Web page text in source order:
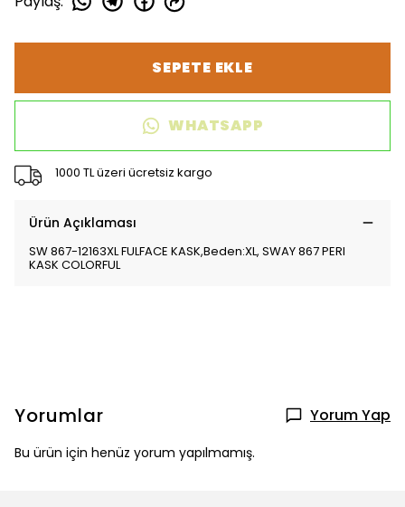
SEPETE EKLE
WHATSAPP
1000 TL üzeri ücretsiz kargo
Ürün Açıklaması
SW 867-12163XL FULFACE KASK,Beden:XL, SWAY 867 PERI
KASK COLORFUL
Yorumlar Yorum Yap
Bu ürün için henüz yorum yapılmamış.